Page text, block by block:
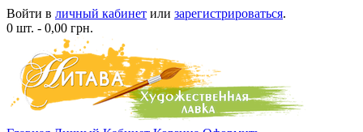
Войти в личный кабинет или зарегистрироваться.
0 шт. - 0,00 грн.